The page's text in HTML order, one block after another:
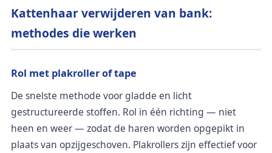
Kattenhaar verwijderen van bank:
methodes die werken
Rol met plakroller of tape
De snelste methode voor gladde en licht
gestructureerde stoffen. Rol in één richting — niet
heen en weer — zodat de haren worden opgepikt in
plaats van opzijgeschoven. Plakrollers zijn effectief voor